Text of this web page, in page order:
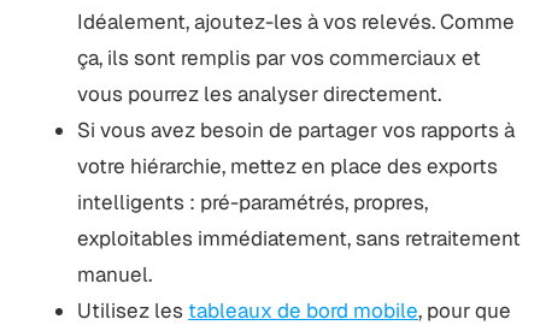
Idéalement, ajoutez-les à vos relevés. Comme
ça, ils sont remplis par vos commerciaux et
vous pourrez les analyser directement.
Si vous avez besoin de partager vos rapports à
votre hiérarchie, mettez en place des exports
intelligents : pré-paramétrés, propres,
exploitables immédiatement, sans retraitement
manuel.
Utilisez les tableaux de bord mobile, pour que